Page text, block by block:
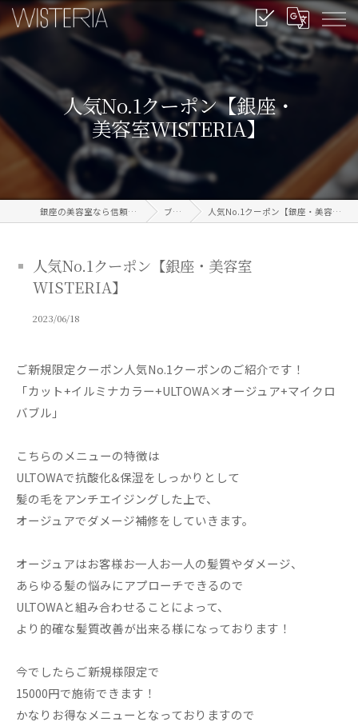
人気No.1クーポン【銀座・
美容室WISTERIA】
銀座の美容室なら信頼のWISTERIA ブログ 人気No.1クーポン【銀座・美容室WISTERIA】
人気No.1クーポン【銀座・美容室
WISTERIA】
2023/06/18
ご新規限定クーポン人気No.1クーポンのご紹介です！
「カット+イルミナカラー+ULTOWA×オージュア+マイクロ
バブル」
こちらのメニューの特徴は
ULTOWAで抗酸化&保湿をしっかりとして
髪の毛をアンチエイジングした上で、
オージュアでダメージ補修をしていきます。
オージュアはお客様お一人お一人の髪質やダメージ、
あらゆる髪の悩みにアプローチできるので
ULTOWAと組み合わせることによって、
より的確な髪質改善が出来る様になっております！
今でしたらご新規様限定で
15000円で施術できます！
かなりお得なメニューとなっておりますので